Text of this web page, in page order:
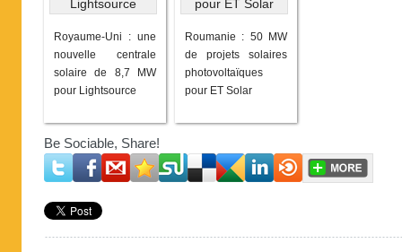
Royaume-Uni : une
nouvelle centrale
solaire de 8,7 MW
pour Lightsource
Roumanie : 50 MW
de projets solaires
photovoltaïques
pour ET Solar
Be Sociable, Share!